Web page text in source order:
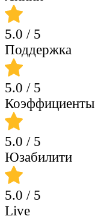
5.0 / 5
Поддержка
5.0 / 5
Коэффициенты
5.0 / 5
Юзабилити
5.0 / 5
Live